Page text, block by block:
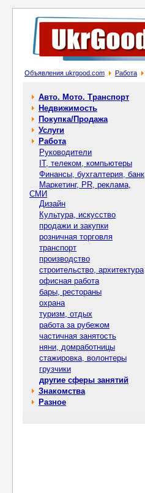
Объявления ukrgood.com Работа
Авто. Мото. Транспорт
Недвижимость
Покупка/Продажа
Услуги
Работа
Руководители
IT, телеком, компьютеры
Финансы, бухгалтерия, банк
Маркетинг, PR, реклама,
СМИ
Дизайн
Культура, искусство
продажи и закупки
розничная торговля
транспорт
производство
строительство, архитектура
офисная работа
бары, рестораны
охрана
туризм, отдых
работа за рубежом
частичная занятость
няни, домработницы
стажировка, волонтеры
грузчики
другие сферы занятий
Знакомства
Разное